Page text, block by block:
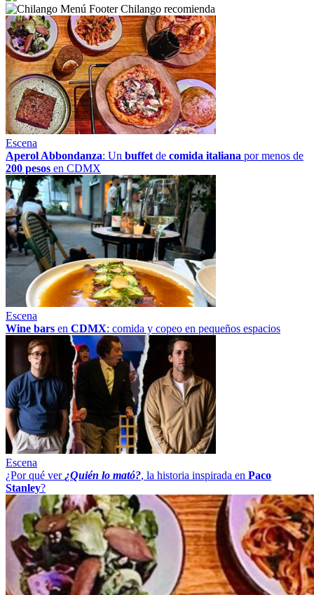
Chilango recomienda
Escena
Aperol Abbondanza: Un buffet de comida italiana por menos de
200 pesos en CDMX
Escena
Wine bars en CDMX: comida y copeo en pequeños espacios
Escena
¿Por qué ver ¿Quién lo mató?, la historia inspirada en Paco
Stanley?